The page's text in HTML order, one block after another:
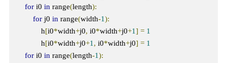
for i0 in range(length):
for j0 in range(width-1):
            h
[i0*width+j0, i0*width+j0+1] = 1
            h
[i0*width+j0+1 , i0*width+j0] = 1
for i0 in range(length-1):